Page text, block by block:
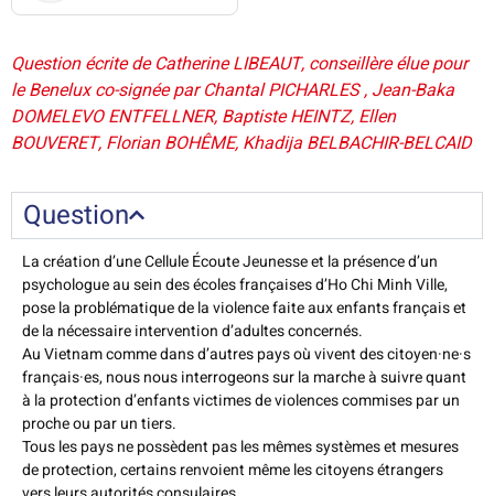
Question écrite de Catherine LIBEAUT, conseillère élue pour
le Benelux co-signée par Chantal PICHARLES , Jean-Baka
DOMELEVO ENTFELLNER, Baptiste HEINTZ, Ellen
BOUVERET, Florian BOHÊME, Khadija BELBACHIR-BELCAID
Question
La création d’une Cellule Écoute Jeunesse et la présence d’un
psychologue au sein des écoles françaises d’Ho Chi Minh Ville,
pose la problématique de la violence faite aux enfants français et
de la nécessaire intervention d’adultes concernés.
Au Vietnam comme dans d’autres pays où vivent des citoyen·ne·s
français·es, nous nous interrogeons sur la marche à suivre quant
à la protection d’enfants victimes de violences commises par un
proche ou par un tiers.
Tous les pays ne possèdent pas les mêmes systèmes et mesures
de protection, certains renvoient même les citoyens étrangers